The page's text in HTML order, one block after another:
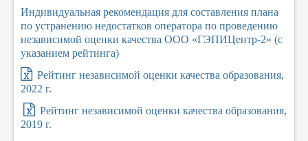
Индивидуальная рекомендация для составления плана
по устранению недостатков оператора по проведению
независимой оценки качества ООО «ГЭПИЦентр-2» (с
указанием рейтинга)
Рейтинг независимой оценки качества образования,
2022 г.
Рейтинг независимой оценки качества образования,
2019 г.